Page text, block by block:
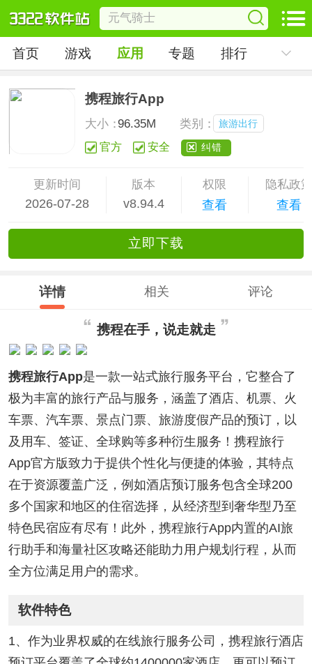
首页 游戏 应用 专题 排行
携程旅行App
大小：96.35M 类别： 旅游出行
官方 安全 纠错
更新时间
2026-07-28
版本
v8.94.4
权限
查看
隐私政
查看
立即下载
详情 相关 评论
携程在手，说走就走
携程旅行App是一款一站式旅行服务平台，它整合了
极为丰富的旅行产品与服务，涵盖了酒店、机票、火
车票、汽车票、景点门票、旅游度假产品的预订，以
及用车、签证、全球购等多种衍生服务！携程旅行
App官方版致力于提供个性化与便捷的体验，其特点
在于资源覆盖广泛，例如酒店预订服务包含全球200
多个国家和地区的住宿选择，从经济型到奢华型乃至
特色民宿应有尽有！此外，携程旅行App内置的AI旅
行助手和海量社区攻略还能助力用户规划行程，从而
全方位满足用户的需求。
软件特色
1、作为业界权威的在线旅行服务公司，携程旅行酒店